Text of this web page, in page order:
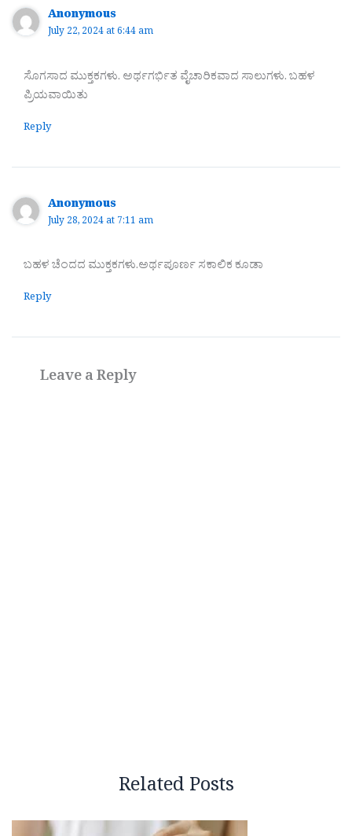
Anonymous
July 22, 2024 at 6:44 am
ಸೊಗಸಾದ ಮುಕ್ತಕಗಳು. ಅರ್ಥಗರ್ಭಿತ ವೈಚಾರಿಕವಾದ ಸಾಲುಗಳು. ಬಹಳ
ಪ್ರಿಯವಾಯಿತು
Reply
Anonymous
July 28, 2024 at 7:11 am
ಬಹಳ ಚೆಂದದ ಮುಕ್ತಕಗಳು.ಅರ್ಥಪೂರ್ಣ ಸಕಾಲಿಕ ಕೂಡಾ
Reply
Leave a Reply
Related Posts